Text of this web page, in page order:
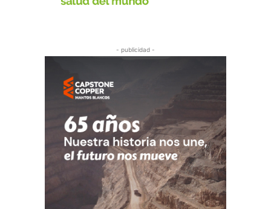
- publicidad -